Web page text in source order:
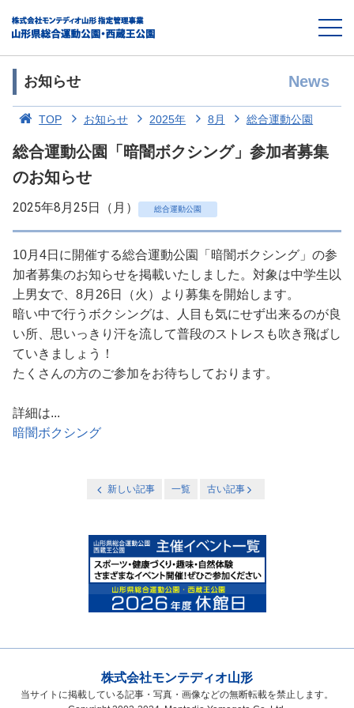
お知らせ News
TOP お知らせ 2025年 8月 総合運動公園
総合運動公園「暗闇ボクシング」参加者募集
のお知らせ
2025年8月25日（月） 総合運動公園
10月4日に開催する総合運動公園「暗闇ボクシング」の参
加者募集のお知らせを掲載いたしました。対象は中学生以
上男女で、8月26日（火）より募集を開始します。
暗い中で行うボクシングは、人目も気にせず出来るのが良
い所、思いっきり汗を流して普段のストレスも吹き飛ばし
ていきましょう！
たくさんの方のご参加をお待ちしております。
詳細は...
暗闇ボクシング
新しい記事 一覧 古い記事
株式会社モンテディオ山形
当サイトに掲載している記事・写真・画像などの無断転載を禁止します。